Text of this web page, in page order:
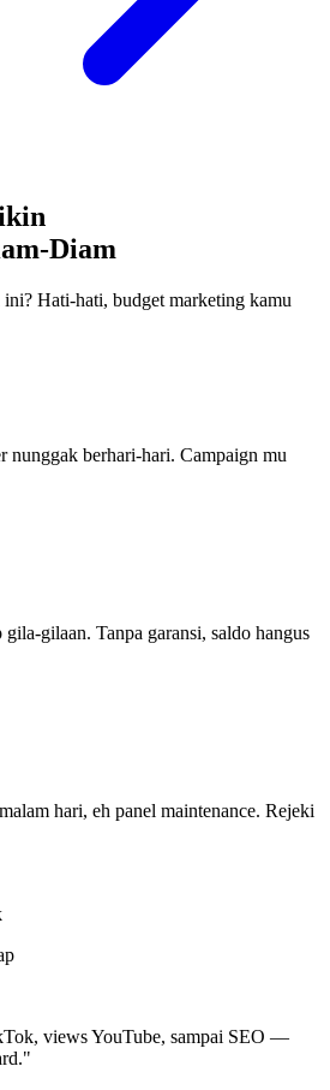
Diam
Hati-hati, budget marketing kamu
nunggak berhari-hari. Campaign mu
gilaan. Tanpa garansi, saldo hangus
hari, eh panel maintenance. Rejeki
views YouTube, sampai SEO —